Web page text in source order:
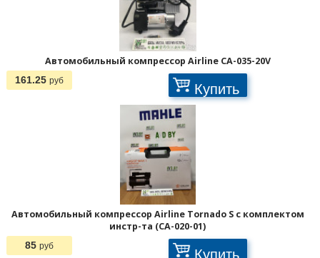
Автомобильный компрессор Airline CA-035-20V
161.25 руб Купить
Автомобильный компрессор Airline Tornado S с комплектом
инстр-та (CA-020-01)
85 руб Купить